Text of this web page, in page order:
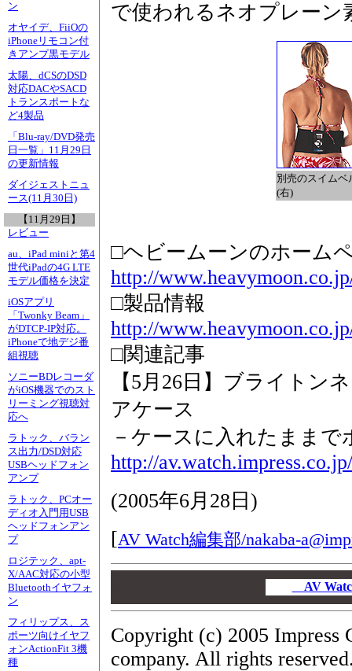
ン
オヤイデ、FiiOの
iPhoneリモコン付
きアンプ黒モデル
太陽、dCSのDSD
対応DACやSACD
トランスポートな
ど4製品
「Blu-ray/DVD発売
日一覧」11月29日
の更新情報
ダイジェストニュ
ース(11月30日)
【11月29日】
レビュー
au、iPad miniと第4
世代iPadの4G LTE
モデル価格を決定
iOSアプリ
「Twonky Beam」
がDTCP-IP対応。
iPhoneで地デジ番
組視聴
ソニーBDレコーダ
がiOS機器でのスト
リーミング視聴対
応へ
ラトック、バラン
ス出力/DSD対応
USBヘッドフォン
アンプ
ラトック、PCオー
ディオ入門用USB
ヘッドフォンアン
プ
ロジテック、apt-
X/AAC対応の小型
Bluetoothイヤフォ
ン
フィリップス、ス
ポーツ向けイヤフ
ォンActionFit 3機
種
で使われるネオプレーン
別売のスイムベ
(右)
□ヘビームーンのホーム
http://
□製品情報
http://
□関連記事
【5月26日】ブライトン
アケース
－ケースに入れたまま
http://
(2005年6月28日 )
[AV Watch編集部/nakaba-
AV
Copyright (c) 2005 Impress
company. All rights